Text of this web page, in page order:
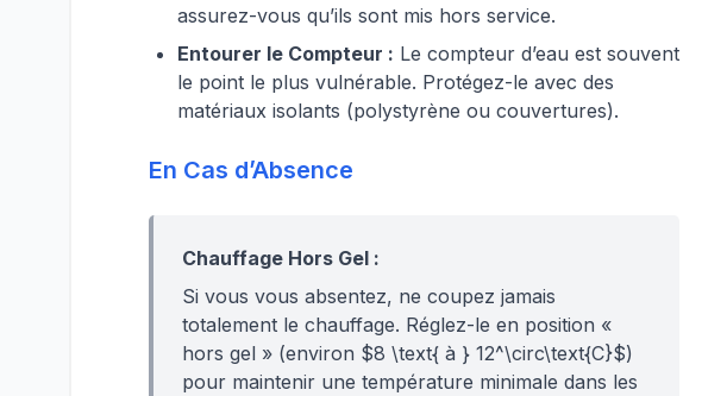
assurez-vous qu’ils sont mis hors service.
Entourer le Compteur : Le compteur d’eau est souvent
le point le plus vulnérable. Protégez-le avec des
matériaux isolants (polystyrène ou couvertures).
En Cas d’Absence
Chauffage Hors Gel :
Si vous vous absentez, ne coupez jamais
totalement le chauffage. Réglez-le en position «
hors gel » (environ $8 \text{ à } 12^\circ\text{C}$)
pour maintenir une température minimale dans les